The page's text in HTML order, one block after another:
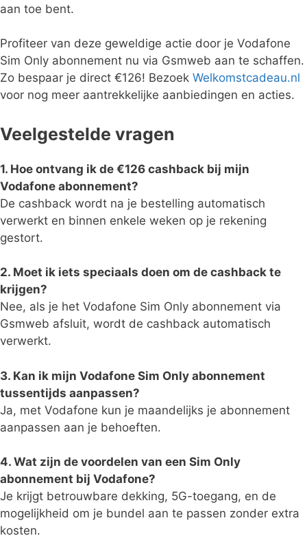
aan toe bent.
Profiteer van deze geweldige actie door je Vodafone
Sim Only abonnement nu via Gsmweb aan te schaffen.
Zo bespaar je direct €126! Bezoek Welkomstcadeau.nl
voor nog meer aantrekkelijke aanbiedingen en acties.
Veelgestelde vragen
1. Hoe ontvang ik de €126 cashback bij mijn
Vodafone abonnement?
De cashback wordt na je bestelling automatisch
verwerkt en binnen enkele weken op je rekening
gestort.
2. Moet ik iets speciaals doen om de cashback te
krijgen?
Nee, als je het Vodafone Sim Only abonnement via
Gsmweb afsluit, wordt de cashback automatisch
verwerkt.
3. Kan ik mijn Vodafone Sim Only abonnement
tussentijds aanpassen?
Ja, met Vodafone kun je maandelijks je abonnement
aanpassen aan je behoeften.
4. Wat zijn de voordelen van een Sim Only
abonnement bij Vodafone?
Je krijgt betrouwbare dekking, 5G-toegang, en de
mogelijkheid om je bundel aan te passen zonder extra
kosten.